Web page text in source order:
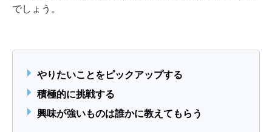
でしょう。
やりたいことをピックアップする
積極的に挑戦する
興味が強いものは誰かに教えてもらう